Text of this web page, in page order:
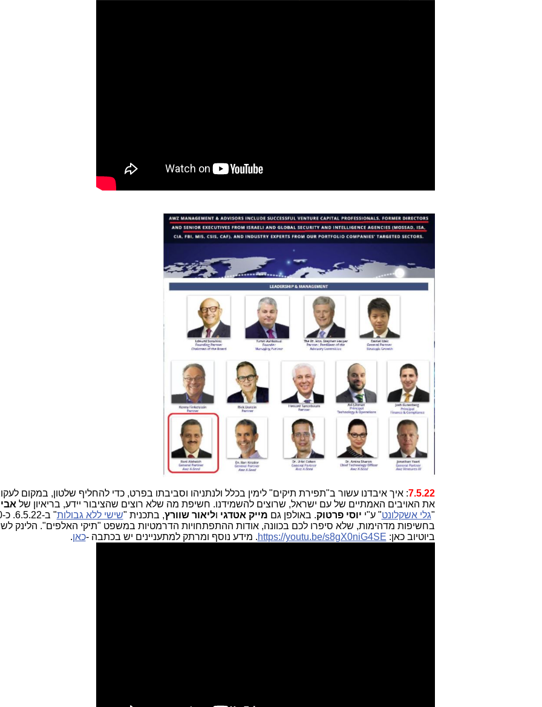
7.5.22: איך איבדנו עשור ב"תפירת תיקים" לימין בכלל ולנתניהו וסביבתו בפרט, כדי להחליף שלטון, במקום
את האויבים האמתיים של עם ישראל, שרוצים להשמידנו. חשיפת מה שלא רוצים שהציבור יידע, בריאיון של אבי
"גלי אשקלונט" ע"י יוסי פרטוק. באולפן גם מייק אטדגי וליאור שוורץ, בתכנית "שישי ללא גבולות
בחשיפות מדהימות, שלא סיפרו לכם בכוונה, אודות ההתפתחויות הדרמטיות במשפט "תיקי האלפים". הלינק
ביוטיוב כאן: https://youtu.be/s8gX0niG4SE. מידע נוסף ומרתק למתעניינים יש בכתבה -כאן.